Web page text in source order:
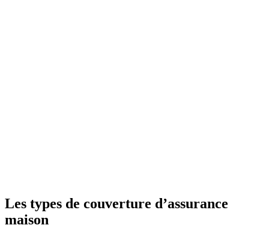
Les types de couverture d’assurance
maison